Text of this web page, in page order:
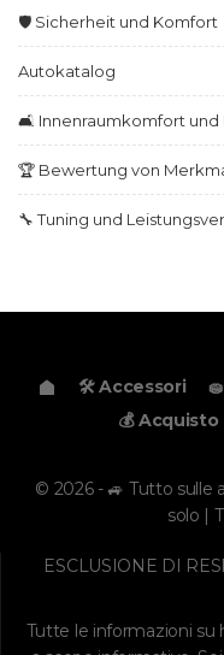
🛡️ Sicherheit und Komfort
Autokatalog
🛋️ Innenraumkomfort und
🏆 Bewertung von
🔧 Tuning und
🛠️ Accessori
💰 Acquisto
© 2026 - 🚙 Tutto sulle
solo |
ESCLUSIONE DI
Tutte le informazioni su